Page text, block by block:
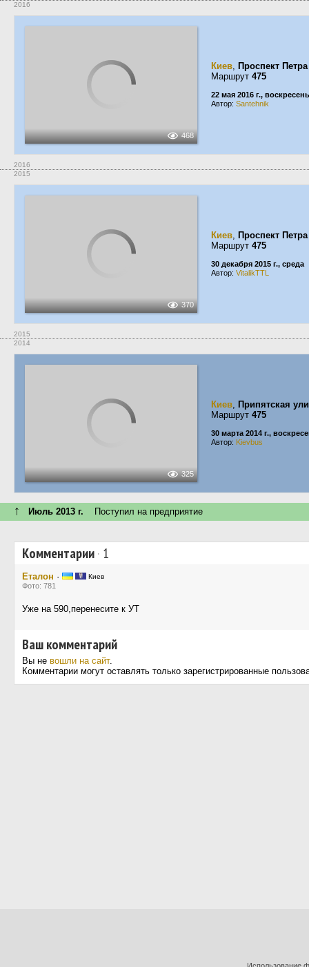
2016
468
Киев, Проспект
Маршрут 475
22 мая 2016 г.,
Автор: Santehnik
2016
2015
370
Киев, Проспект
Маршрут 475
30 декабря 2015 г., среда
Автор: VitalikTTL
2015
2014
325
Киев, Припятская
Маршрут 475
30 марта 2014 г.,
Автор: Kievbus
↑ Июль 2013 г. Поступил на предприятие
Комментарии· 1
Еталон · Киев
Фото: 781
Уже на 590,перенесите к УТ
Ваш комментарий
Вы не вошли на сайт.
Комментарии могут оставлять только зарегистрированные